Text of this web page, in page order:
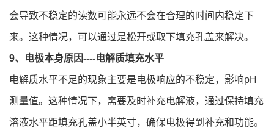
会导致不稳定的读数可能永远不会在合理的时间内稳定下
来。这种情况，可以通过是松开或取下填充孔盖来解决。
9、电极本身原因----电解质填充水平
电解质水平不足的现象主要是电极响应的不稳定，影响pH
测量值。这种情况下，需要及时补充电解液，通过保持填充
溶液水平距填充孔盖小半英寸，确保电极得到补充和功能。